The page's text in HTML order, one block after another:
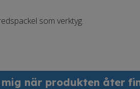
som verktyg.
när produkten åter